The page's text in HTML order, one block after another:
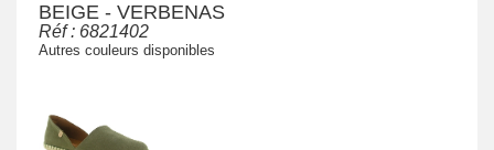
BEIGE - VERBENAS
Réf : 6821402
Autres couleurs disponibles